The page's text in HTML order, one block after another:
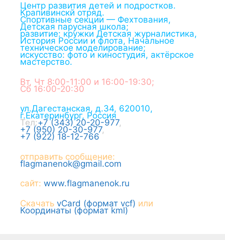
Центр развития детей и подростков.
Крапивинскй отряд.
Спортивные секции — Фехтования,
Детская парусная школа;
развитие: кружки Детская журналистика,
История России и флота, Начальное
техническое моделирование;
искусство: фото и киностудия, актёрское
мастерство.
Вт, Чт 8:00-11:00 и 16:00-19:30;
Сб 16:00-20:30
ул.Дагестанская, д.34, 620010,
г.Екатеринбург, Россия
Тел:+7 (343) 20-20-977,
+7 (950) 20-30-977,
+7 (922) 18-12-766
отправить сообщение:
flagmanenok@gmail.com
сайт: www.flagmanenok.ru
Скачать vCard (формат vcf) или
Координаты (формат kml)